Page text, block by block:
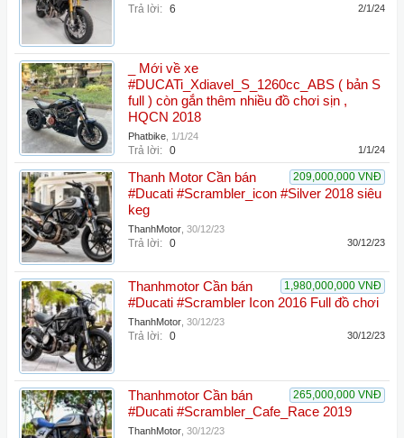
Trả lời: 6 2/1/24
_ Mới về xe
#DUCATi_Xdiavel_S_1260cc_ABS ( bản S
full ) còn gắn thêm nhiều đồ chơi sịn ,
HQCN 2018
Phatbike 1/1/24
Trả lời: 0 1/1/24
209,000,000 VNĐ
Thanh Motor Cần bán
#Ducati #Scrambler_icon #Silver 2018 siêu
keg
ThanhMotor 30/12/23
Trả lời: 0 30/12/23
1,980,000,000 VNĐ
Thanhmotor Cần bán
#Ducati #Scrambler Icon 2016 Full đồ chơi
ThanhMotor 30/12/23
Trả lời: 0 30/12/23
265,000,000 VNĐ
Thanhmotor Cần bán
#Ducati #Scrambler_Cafe_Race 2019
ThanhMotor 30/12/23